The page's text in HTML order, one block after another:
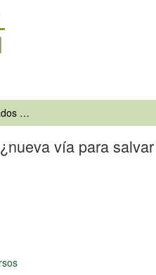
Aporte de capitales privados para la conservación: ¿nueva vía para salvar ecosistemas únicos?
vía para